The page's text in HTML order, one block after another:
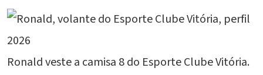
Ronald veste a camisa 8 do Esporte Clube Vitória.